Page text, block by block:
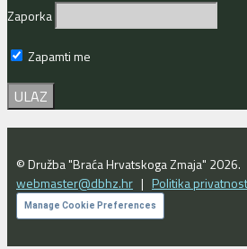
Zaporka
Zapamti me
© Družba "Braća Hrvatskoga Zmaja"
webmaster@dbhz.hr | Politika
Manage Cookie Preferences